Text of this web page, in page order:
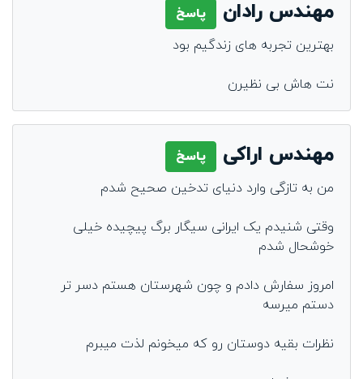
مهندس رادان
پاسخ
بهترین تجربه های زندگیم بود
نت هاش بی نظیرن
مهندس اراکی
پاسخ
من به تازگی وارد دنیای تدخین صحیح شدم
وقتی شنیدم یک ایرانی سیگار برگ پیچیده خیلی
خوشحال شدم
امروز سفارش دادم و چون شهرستان هستم دسر تر
دستم میرسه
نظرات بقیه دوستان رو که میخونم لذت میبرم